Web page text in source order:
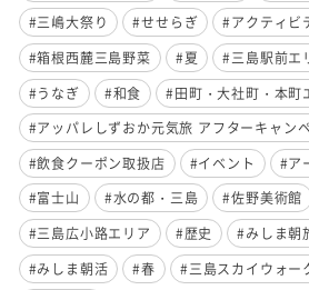
#三嶋大祭り
#せせらぎ
#アクティビ
#箱根西麓三島野菜
#夏
#三島駅前エ
#うなぎ
#和食
#田町・大社町・本町
#アッパレしずおか元気旅 アフターキャン
#飲食クーポン取扱店
#イベント
#ア
#富士山
#水の都・三島
#佐野美術館
#三島広小路エリア
#歴史 #みしま朝
#みしま朝活
#春
#三島スカイウォー